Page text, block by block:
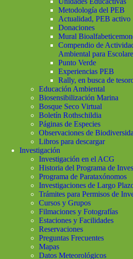
Metodología del PEB
Actualidad, PEB activo
Donaciones
Mural
Compendio de
Ambiental para
Punto Verde
Experiencias PEB
Rally, en busca de
Educación Ambiental
Biosensibilización Marina
Bosque Seco Virtual
Boletín Rothschildia
Páginas de Especies
Observaciones de
Libros para descargar
Investigación
Investigación en el ACG
Historia del Programa de
Programa de Parataxónomos
Investigaciones de Largo
Trámites para Permisos de
Cursos y Grupos
Filmaciones y Fotografías
Estaciones y Facilidades
Reservaciones
Preguntas Frecuentes
Mapas
Datos Meteorológicos